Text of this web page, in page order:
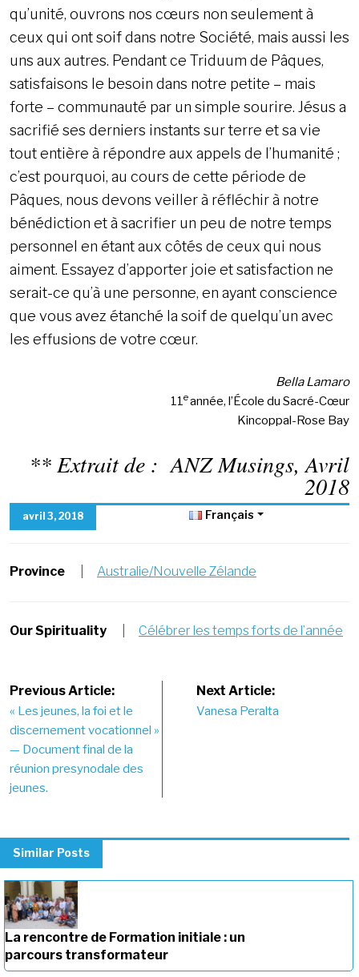
qu’unité, ouvrons nos cœurs non seulement à
ceux qui ont soif dans notre Société, mais aussi les
uns aux autres. Pendant ce Triduum de Pâques,
satisfaisons le besoin dans notre petite – mais
forte – communauté par un simple sourire. Jésus a
sacrifié ses derniers instants sur terre et sa vie
tout entière à répondre aux appels de l’humanité ;
c’est pourquoi, au cours de cette période de
Pâques, nous devons veiller à réfléchir à notre
bénédiction et à sacrifier un peu de notre temps
personnel en étant aux côtés de ceux qui nous
aiment. Essayez d’apporter joie et satisfaction ne
serait-ce qu’à une personne, en ayant conscience
que vous avez étanché la soif de quelqu’un avec
les effusions de votre cœur.
Bella Lamaro
11 eannée, l’École du Sacré-Cœur
Kincoppal-Rose Bay
** Extrait de : ANZ Musings, Avril
2018
avril 3, 2018 Français
Province Australie/Nouvelle Zélande
Our Spirituality Célébrer les temps forts de l’année
Post
navigation
Previous Article:
« Les jeunes, la foi et le
discernement vocationnel »
— Document final de la
réunion presynodale des
jeunes.
Next Article:
Vanesa Peralta
Similar Posts
La rencontre de Formation initiale : un
parcours transformateur